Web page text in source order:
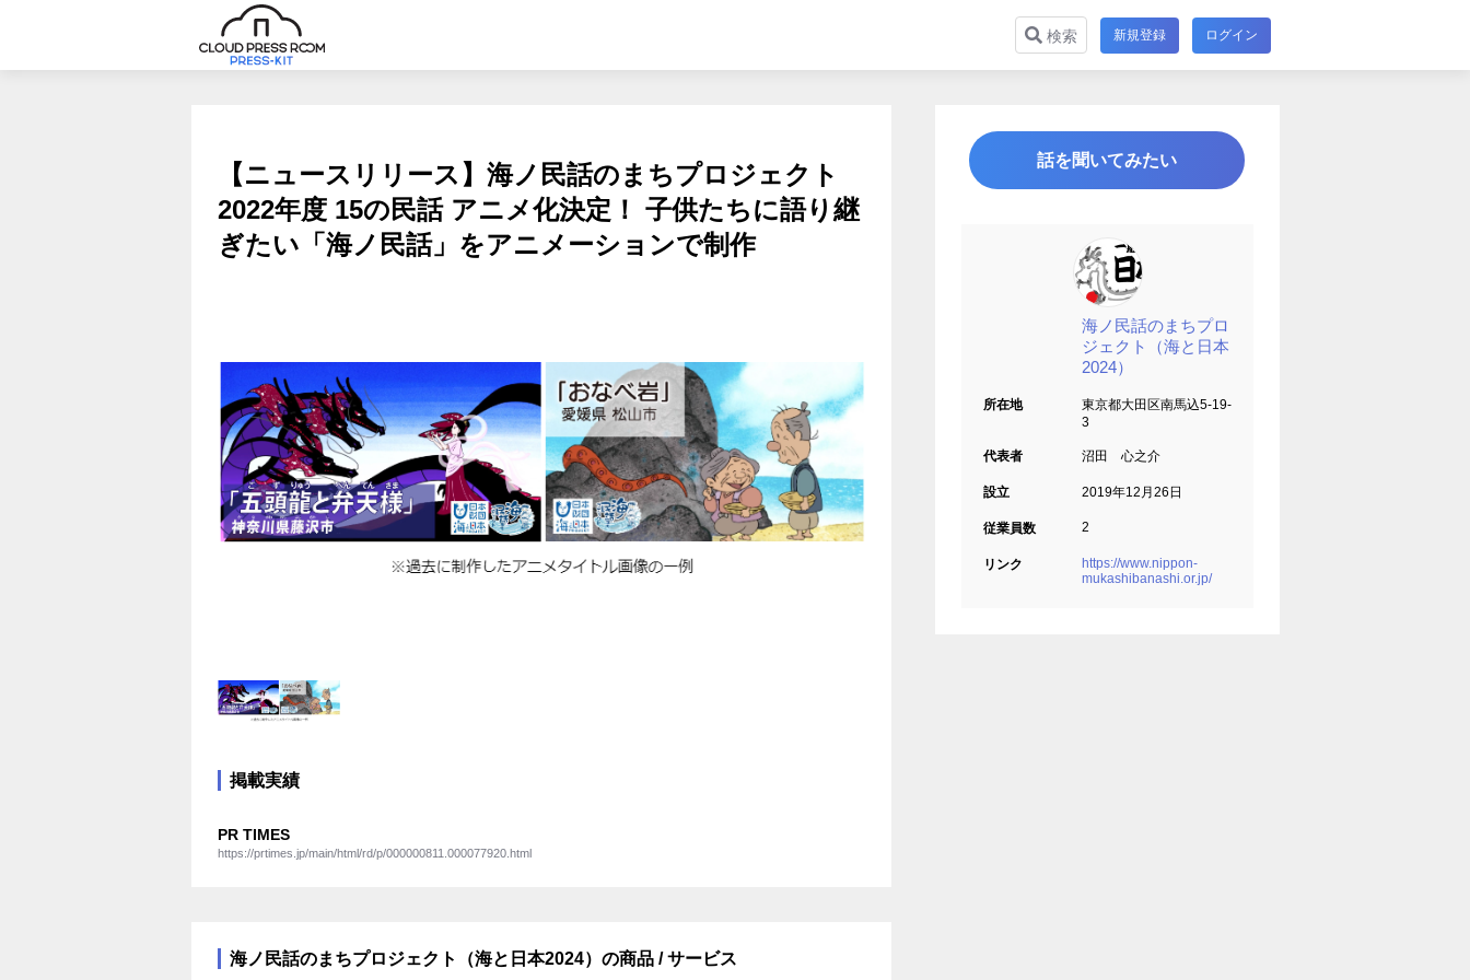
検索 新規登録 ログイン
【ニュースリリース】海ノ民話のまちプロジェクト
2022年度 15の民話 アニメ化決定！ 子供たちに語り継
ぎたい「海ノ民話」をアニメーションで制作
掲載実績
PR TIMES
https://prtimes.jp/main/html/rd/p/000000811.000077920.html
海ノ民話のまちプロジェクト（海と日本2024）の商品 / サービス
話を聞いてみたい
海ノ民話のまちプロ
ジェクト（海と日本
2024）
所在地
東京都大田区南馬込5-19-
3
代表者 沼田 心之介
設立 2019年12月26日
従業員数 2
リンク
https://www.nippon-
mukashibanashi.or.jp/